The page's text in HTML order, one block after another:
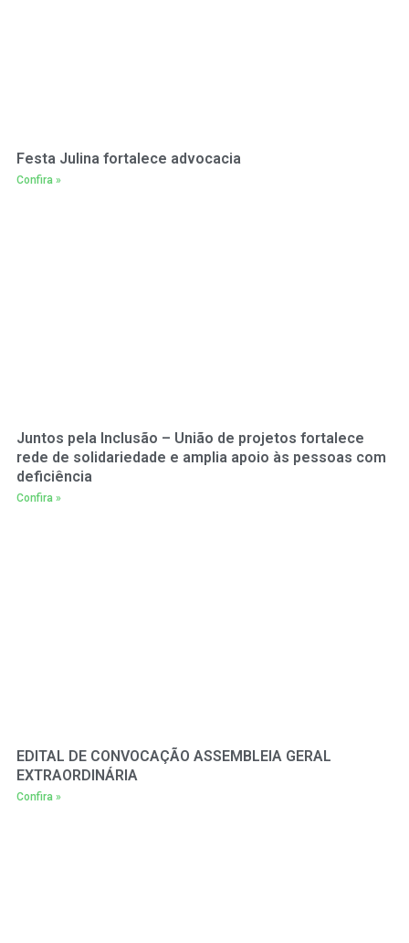
Festa Julina fortalece advocacia
Confira »
Juntos pela Inclusão – União de projetos fortalece
rede de solidariedade e amplia apoio às pessoas com
deficiência
Confira »
EDITAL DE CONVOCAÇÃO ASSEMBLEIA GERAL
EXTRAORDINÁRIA
Confira »